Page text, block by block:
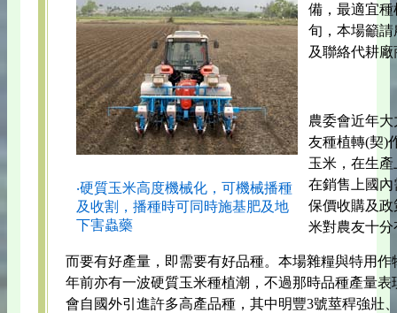
‧硬質玉米高度機械化，可機械播種
及收割，播種時可同時施基肥及地
下害蟲藥
備，最適宜種
旬，本場籲
及聯絡代耕廠
農委會近年
友種植轉(契)
玉米，在生
在銷售上國
保價收購及
米對農友十分
而要有好產量，即需要有好品種。本場雜糧與特用
年前亦有一波硬質玉米種植潮，不過那時品種產量
會自國外引進許多高產品種，其中明豐3號莖稈強壯